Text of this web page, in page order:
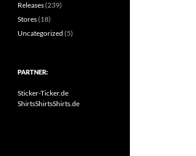
Releases(239)
Stores(18)
Uncategorized (5)
PARTNER:
Sticker-Ticker.de
ShirtsShirtsShirts.de